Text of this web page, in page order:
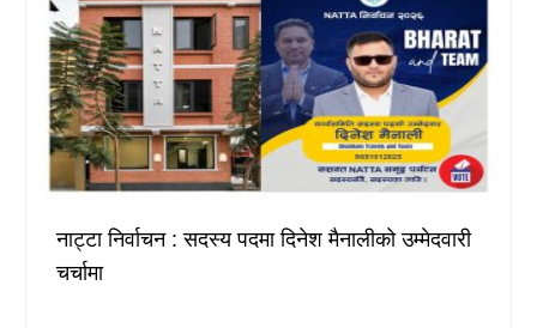
नाट्टा निर्वाचन : सदस्य पदमा दिनेश मैनालीको उम्मेदवारी
चर्चामा